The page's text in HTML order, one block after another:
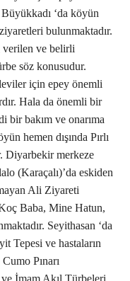
‘da köyün
bulunmaktadır.
verilen ve belirli
söz konusudur.
için epey önemli
Hala da önemli bir
bir bakım ve onarıma
hemen dışında Pırlı
Diyarbekir merkeze
(Karaçalı)’da eskiden
Ali Ziyareti
Baba, Mine Hatun,
Seyithasan ‘da
Tepesi ve hastaların
Pınarı
İmam Akıl Türbeleri